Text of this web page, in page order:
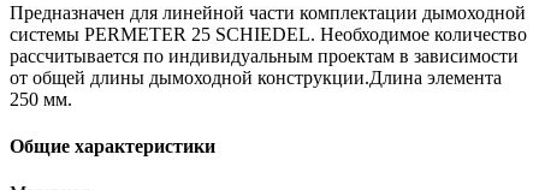
Предназначен для линейной части комплектации дымоходной
системы PERMETER 25 SCHIEDEL. Необходимое количество
рассчитывается по индивидуальным проектам в зависимости
от общей длины дымоходной конструкции.Длина элемента
250 мм.
Общие характеристики